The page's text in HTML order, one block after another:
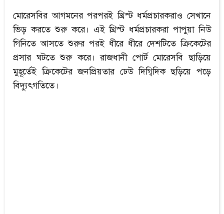
মোরেসবির আগমনের পরপরই খ্রিস্ট ধর্মপ্রচারকরাও সেখানে
ভিড় করতে শুরু করে। এই খ্রিস্ট ধর্মপ্রচারকরা পাপুয়া নিউ
গিনিতে আসতে শুরুর পরই ধীরে ধীরে দেশটিতে ক্রিকেটের
প্রসার ঘটতে শুরু করে। রাজধানী পোর্ট মোরেসবি ছাড়িয়ে
মুহূর্তেই ক্রিকেটের জনপ্রিয়তার ঢেউ দিগ্বিদিক ছড়িয়ে পড়ে
বিদ্যুৎগতিতে।